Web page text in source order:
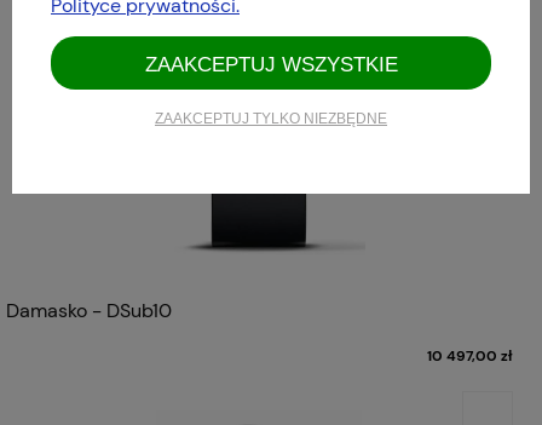
Damasko - DSub10
10 497,00 zł
ZAAKCEPTUJ TYLKO NIEZBĘDNE
ZAAKCEPTUJ WSZYSTKIE